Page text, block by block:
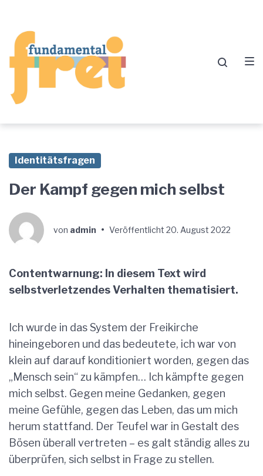
springen
springen
springen
Identitätsfragen
Der Kampf gegen mich selbst
von admin • Veröffentlicht 20. August 2022
Contentwarnung: In diesem Text wird
selbstverletzendes Verhalten thematisiert.
Ich wurde in das System der Freikirche
hineingeboren und das bedeutete, ich war von
klein auf darauf konditioniert worden, gegen das
„Mensch sein“ zu kämpfen… Ich kämpfte gegen
mich selbst. Gegen meine Gedanken, gegen
meine Gefühle, gegen das Leben, das um mich
herum stattfand. Der Teufel war in Gestalt des
Bösen überall vertreten – es galt ständig alles zu
überprüfen, sich selbst in Frage zu stellen.